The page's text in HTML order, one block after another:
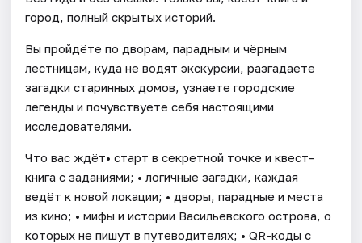
город, полный скрытых историй.
Вы пройдёте по дворам, парадным и чёрным
лестницам, куда не водят экскурсии, разгадаете
загадки старинных домов, узнаете городские
легенды и почувствуете себя настоящими
исследователями.
Что вас ждёт• старт в секретной точке и квест-
книга с заданиями; • логичные загадки, каждая
ведёт к новой локации; • дворы, парадные и места
из кино; • мифы и истории Васильевского острова, о
которых не пишут в путеводителях; • QR-коды с